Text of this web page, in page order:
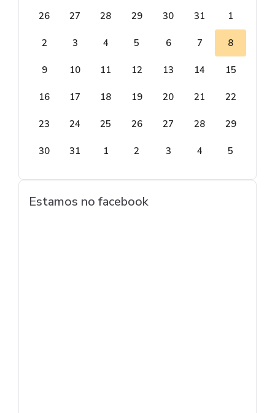
26 27 28 29 30 31 1
2 3 4 5 6 7 8
9 10 11 12 13 14 15
16 17 18 19 20 21 22
23 24 25 26 27 28 29
30 31 1 2 3 4 5
Estamos no facebook